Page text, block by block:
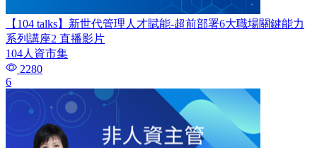
【104 talks】新世代管理人才賦能-超前部署6大職場關鍵能力
系列講座2 直播影片
104人資市集
2280
6